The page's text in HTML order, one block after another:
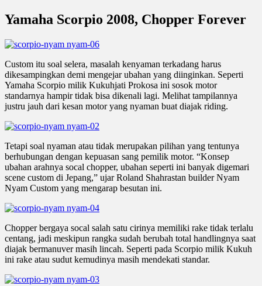
Yamaha Scorpio 2008, Chopper Forever
Custom itu soal selera, masalah kenyaman terkadang harus
dikesampingkan demi mengejar ubahan yang diinginkan. Seperti
Yamaha Scorpio milik Kukuhjati Prokosa ini sosok motor
standarnya hampir tidak bisa dikenali lagi. Melihat tampilannya
justru jauh dari kesan motor yang nyaman buat diajak riding.
Tetapi soal nyaman atau tidak merupakan pilihan yang tentunya
berhubungan dengan kepuasan sang pemilik motor. “Konsep
ubahan arahnya socal chopper, ubahan seperti ini banyak digemari
scene custom di Jepang,” ujar Roland Shahrastan builder Nyam
Nyam Custom yang mengarap besutan ini.
Chopper bergaya socal salah satu cirinya memiliki rake tidak terlalu
centang, jadi meskipun rangka sudah berubah total handlingnya saat
diajak bermanuver masih lincah. Seperti pada Scorpio milik Kukuh
ini rake atau sudut kemudinya masih mendekati standar.